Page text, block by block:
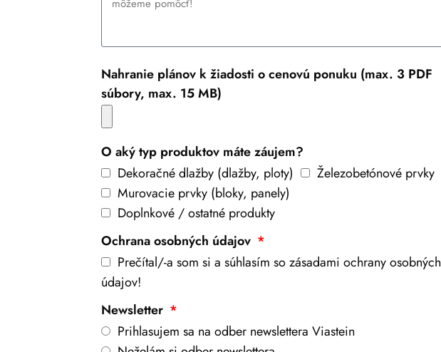
Nahranie plánov k žiadosti o cenovú ponuku (max. 3 PDF
súbory, max. 15 MB)
O aký typ produktov máte záujem?
Dekoračné dlažby (dlažby, ploty)
Železobetónové prvky
Murovacie prvky (bloky, panely)
Doplnkové / ostatné produkty
Ochrana osobných údajov
Prečítal/-a som si a súhlasím so zásadami ochrany osobných
údajov!
Newsletter
Prihlasujem sa na odber newslettera Viastein